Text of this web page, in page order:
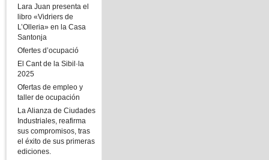
Lara Juan presenta el
libro «Vidriers de
L’Olleria» en la Casa
Santonja
Ofertes d’ocupació
El Cant de la Sibil·la
2025
Ofertas de empleo y
taller de ocupación
La Alianza de Ciudades
Industriales, reafirma
sus compromisos, tras
el éxito de sus primeras
ediciones.